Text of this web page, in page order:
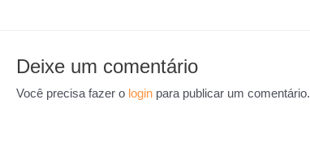
Deixe um comentário
Você precisa fazer o login para publicar um comentário.